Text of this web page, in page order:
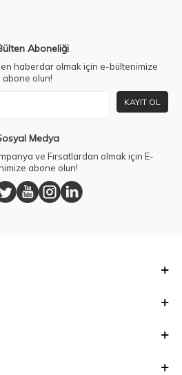
Aboneliği
haberdar olmak için e-bültenimize
abone olun!
KAYIT OL
Medya
ve Fırsatlardan olmak için E-
abone olun!